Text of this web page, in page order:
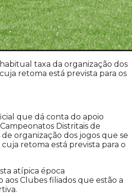
taxa da organização dos
retoma está prevista para os
que dá conta do apoio
Distritais de
organização dos jogos que se
retoma está prevista para o
atípica época
Clubes filiados que estão a